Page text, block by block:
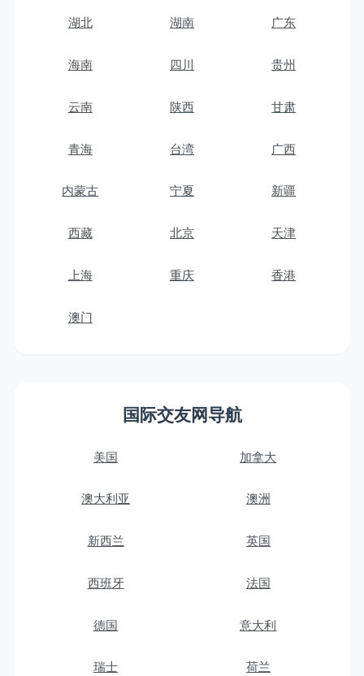
湖北 湖南 广东
海南 四川 贵州
云南 陕西 甘肃
青海 台湾 广西
内蒙古 宁夏 新疆
西藏 北京 天津
上海 重庆 香港
澳门
国际交友网导航
美国 加拿大
澳大利亚 澳洲
新西兰 英国
西班牙 法国
德国 意大利
瑞士 荷兰